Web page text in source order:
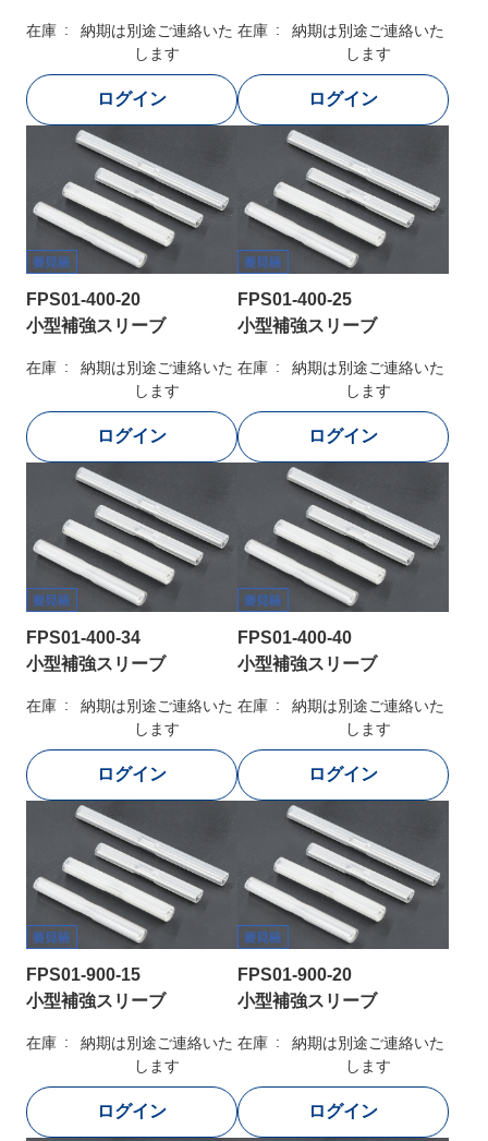
在庫
納期は別途ご連絡いた
します
在庫
納期は別途ご連絡いた
します
FPS01-400-20
小型補強スリーブ
在庫
納期は別途ご連絡いた
します
FPS01-400-25
小型補強スリーブ
在庫
納期は別途ご連絡いた
します
FPS01-400-34
小型補強スリーブ
在庫
納期は別途ご連絡いた
します
FPS01-400-40
小型補強スリーブ
在庫
納期は別途ご連絡いた
します
FPS01-900-15
小型補強スリーブ
在庫
納期は別途ご連絡いた
します
FPS01-900-20
小型補強スリーブ
在庫
納期は別途ご連絡いた
します